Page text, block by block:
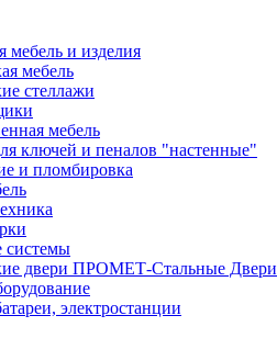
мебель и изделия
мебель
стеллажи
мебель
ключей и пеналов "настенные"
и пломбировка
системы
двери ПРОМЕТ-Стальные Двери
электростанции